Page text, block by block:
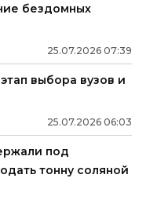
бездомных
25.07.2026 07:39
выбора вузов и
25.07.2026 06:03
под
тонну соляной